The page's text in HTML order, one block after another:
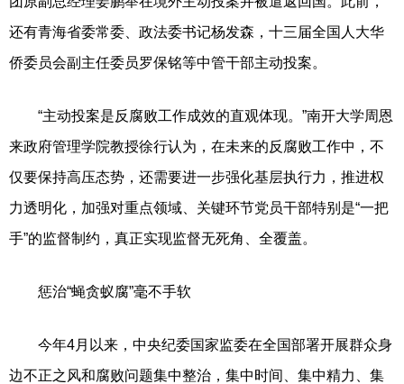
还有青海省委常委、政法委书记杨发森，十三届全国人大华
侨委员会副主任委员罗保铭等中管干部主动投案。
“主动投案是反腐败工作成效的直观体现。”南开大学周恩
来政府管理学院教授徐行认为，在未来的反腐败工作中，不
仅要保持高压态势，还需要进一步强化基层执行力，推进权
力透明化，加强对重点领域、关键环节党员干部特别是“一把
手”的监督制约，真正实现监督无死角、全覆盖。
惩治“蝇贪蚁腐”毫不手软
今年4月以来，中央纪委国家监委在全国部署开展群众身
边不正之风和腐败问题集中整治，集中时间、集中精力、集